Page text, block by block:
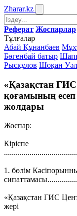
Zharar.kz
Реферат Жоспарлар
Тұлғалар
Абай Құнанбаев
Бөгенбай батыр
Рысқұлов Шоқан
«Қазақстан
қоғамының есеп
жолдары
Жоспар:
Кіріспе
1. бөлім
«Қазақстан ГИС
жері